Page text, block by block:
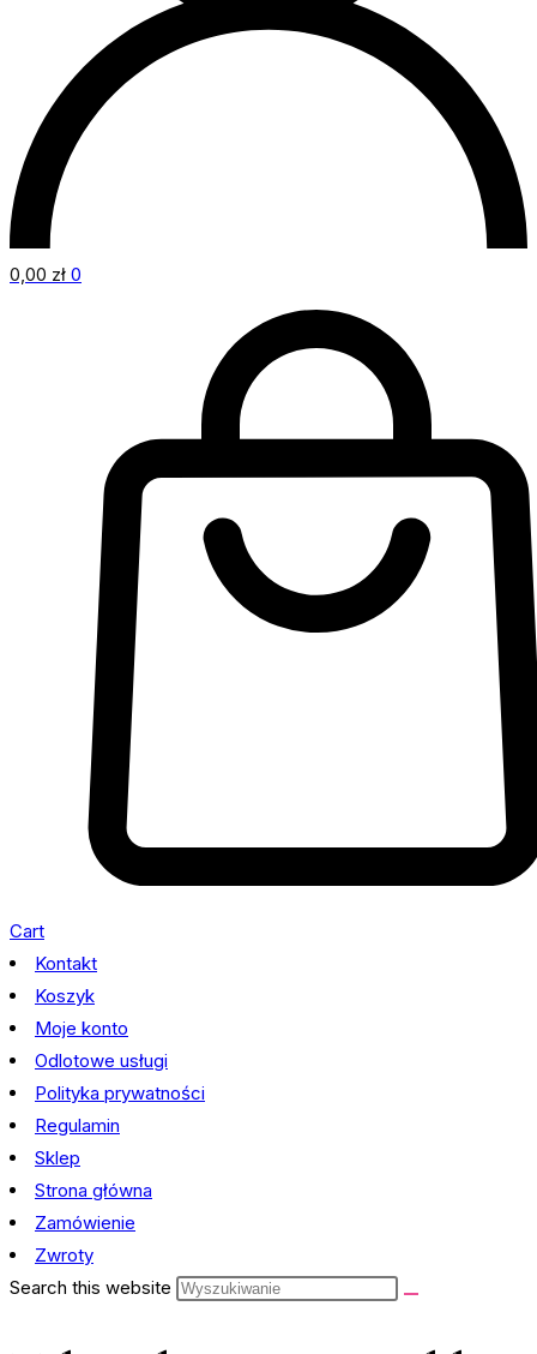
0,00 zł 0
Cart
Kontakt
Koszyk
Moje konto
Odlotowe usługi
Polityka prywatności
Regulamin
Sklep
Strona główna
Zamówienie
Zwroty
Search this website